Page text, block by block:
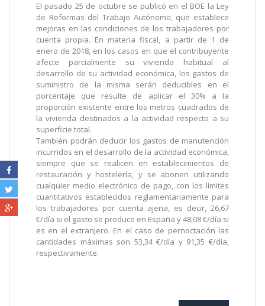
El pasado 25 de octubre se publicó en el BOE la Ley
de Reformas del Trabajo Autónomo, que establece
mejoras en las condiciones de los trabajadores por
cuenta propia. En materia fiscal, a partir de 1 de
enero de 2018, en los casos en que el contribuyente
afecte parcialmente su vivienda habitual al
desarrollo de su actividad económica, los gastos de
suministro de la misma serán deducibles en el
porcentaje que resulte de aplicar el 30% a la
proporción existente entre los metros cuadrados de
la vivienda destinados a la actividad respecto a su
superficie total.
También podrán deducir los gastos de manutención
incurridos en el desarrollo de la actividad económica,
siempre que se realicen en establecimientos de
restauración y hostelería, y se abonen utilizando
cualquier medio electrónico de pago, con los límites
cuantitativos establecidos reglamentariamente para
los trabajadores por cuenta ajena, es decir, 26,67
€/día si el gasto se produce en España y 48,08 €/día si
es en el extranjero. En el caso de pernoctación las
cantidades máximas son 53,34 €/día y 91,35 €/día,
respectivamente.